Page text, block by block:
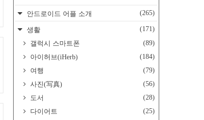
안드로이드 어플 소개 (265)
생활
(171)
갤럭시 스마트폰
(89)
아이허브(iHerb)
(184)
여행
(79)
사진(写真)
(56)
도서
(28)
다이어트
(25)